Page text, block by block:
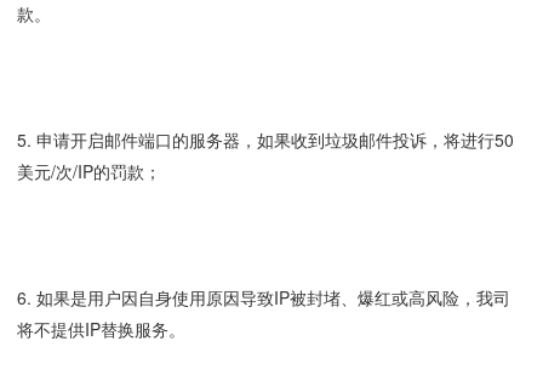
款。
5. 申请开启邮件端口的服务器，如果收到垃圾邮件投诉，将进行50
美元/次/IP的罚款；
6. 如果是用户因自身使用原因导致IP被封堵、爆红或高风险，我司
将不提供IP替换服务。